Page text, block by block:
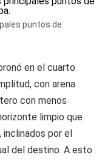
puntos de
en el cuarto
con arena
con menos
limpio que
inclinados por el
del destino. A esto